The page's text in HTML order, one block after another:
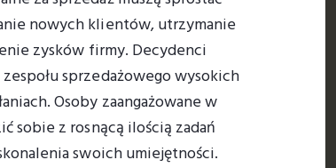
nowych klientów, utrzymanie
zysków firmy. Decydenci
sprzedażowego wysokich
Osoby zaangażowane w
sobie z rosnącą ilością zadań
swoich umiejętności.